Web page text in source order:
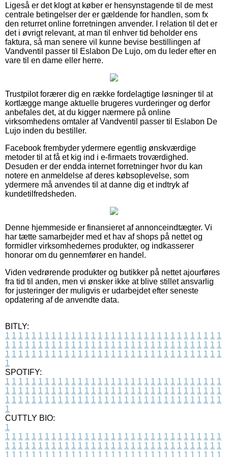
Ligeså er det klogt at køber er hensynstagende til de mest
centrale betingelser der er gældende for handlen, som fx
den returret online forretningen anvender. I relation til det er
det i øvrigt relevant, at man til enhver tid beholder ens
faktura, så man senere vil kunne bevise bestillingen af
Vandventil passer til Eslabon De Lujo, om du leder efter en
vare til en dame eller herre.
Trustpilot forærer dig en række fordelagtige løsninger til at
kortlægge mange aktuelle brugeres vurderinger og derfor
anbefales det, at du kigger nærmere på online
virksomhedens omtaler af Vandventil passer til Eslabon De
Lujo inden du bestiller.
Facebook frembyder ydermere egentlig ønskværdige
metoder til at få et kig ind i e-firmaets troværdighed.
Desuden er der endda internet forretninger hvor du kan
notere en anmeldelse af deres købsoplevelse, som
ydermere må anvendes til at danne dig et indtryk af
kundetilfredsheden.
Denne hjemmeside er finansieret af annonceindtægter. Vi
har tætte samarbejder med et hav af shops på nettet og
formidler virksomhedernes produkter, og indkasserer
honorar om du gennemfører en handel.
Viden vedrørende produkter og butikker på nettet ajourføres
fra tid til anden, men vi ønsker ikke at blive stillet ansvarlig
for justeringer der muligvis er udarbejdet efter seneste
opdatering af de anvendte data.
BITLY:
1 1 1 1 1 1 1 1 1 1 1 1 1 1 1 1 1 1 1 1 1 1 1 1 1 1 1 1 1 1 1 1 1
1 1 1 1 1 1 1 1 1 1 1 1 1 1 1 1 1 1 1 1 1 1 1 1 1 1 1 1 1 1 1 1 1
1 1 1 1 1 1 1 1 1 1 1 1 1 1 1 1 1 1 1 1 1 1 1 1 1 1 1 1 1 1 1 1 1
1
SPOTIFY:
1 1 1 1 1 1 1 1 1 1 1 1 1 1 1 1 1 1 1 1 1 1 1 1 1 1 1 1 1 1 1 1 1
1 1 1 1 1 1 1 1 1 1 1 1 1 1 1 1 1 1 1 1 1 1 1 1 1 1 1 1 1 1 1 1 1
1 1 1 1 1 1 1 1 1 1 1 1 1 1 1 1 1 1 1 1 1 1 1 1 1 1 1 1 1 1 1 1 1
1
CUTTLY BIO:
1
1 1 1 1 1 1 1 1 1 1 1 1 1 1 1 1 1 1 1 1 1 1 1 1 1 1 1 1 1 1 1 1 1
1 1 1 1 1 1 1 1 1 1 1 1 1 1 1 1 1 1 1 1 1 1 1 1 1 1 1 1 1 1 1 1 1
1 1 1 1 1 1 1 1 1 1 1 1 1 1 1 1 1 1 1 1 1 1 1 1 1 1 1 1 1 1 1 1 1